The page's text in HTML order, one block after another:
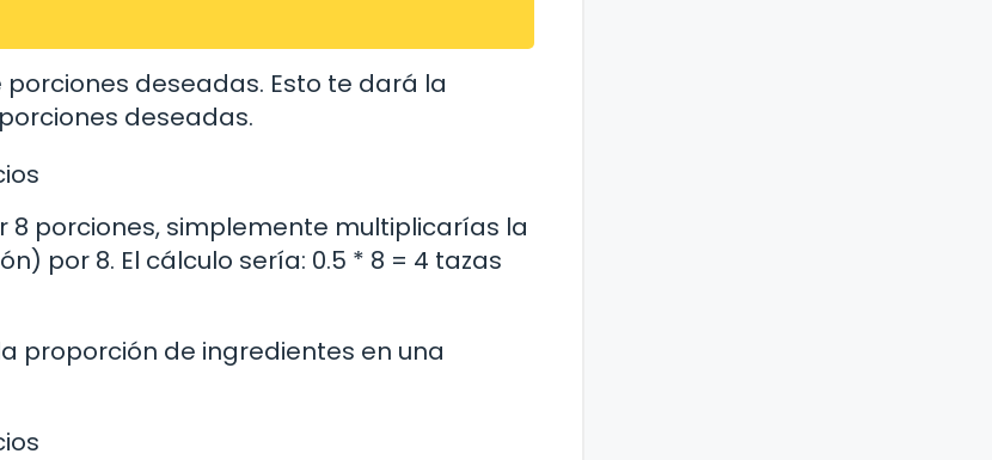
deseadas. Esto te dará la
deseadas.
porciones, simplemente multiplicarías la
por 8. El cálculo sería: 0.5 * 8 = 4 tazas
proporción de ingredientes en una